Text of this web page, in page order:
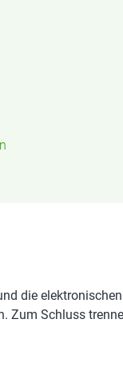
die
Zum Schluss